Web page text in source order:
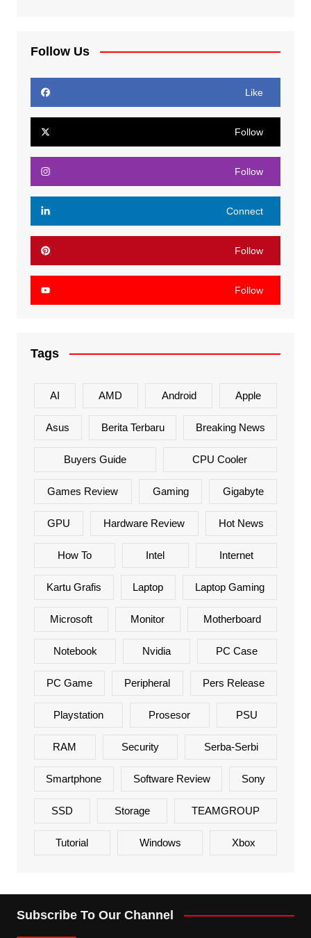
Follow Us
Like
Follow
Follow
Connect
Follow
Follow
Tags
AI AMD Android Apple
Asus Berita Terbaru Breaking News
Buyers Guide CPU Cooler
Games Review Gaming Gigabyte
GPU Hardware Review Hot News
How To Intel Internet
Kartu Grafis Laptop Laptop Gaming
Microsoft Monitor Motherboard
Notebook Nvidia PC Case
PC Game Peripheral Pers Release
Playstation Prosesor PSU
RAM Security Serba-Serbi
Smartphone Software Review Sony
SSD Storage TEAMGROUP
Tutorial Windows Xbox
Subscribe To Our Channel